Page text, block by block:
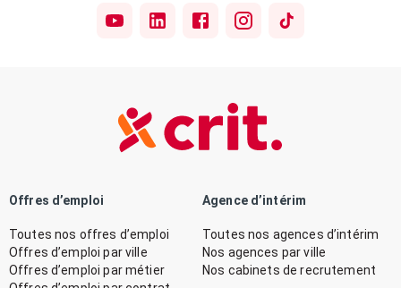
Offres d’emploi
Toutes nos offres d’emploi
Offres d’emploi par ville
Offres d’emploi par métier
Agence d’intérim
Toutes nos agences d’intérim
Nos agences par ville
Nos cabinets de recrutement